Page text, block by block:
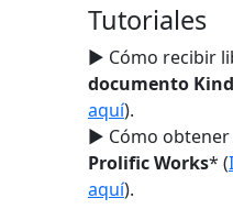
Tutoriales
► Cómo recibir
documento
aquí).
► Cómo
Prolific Works* (
aquí).